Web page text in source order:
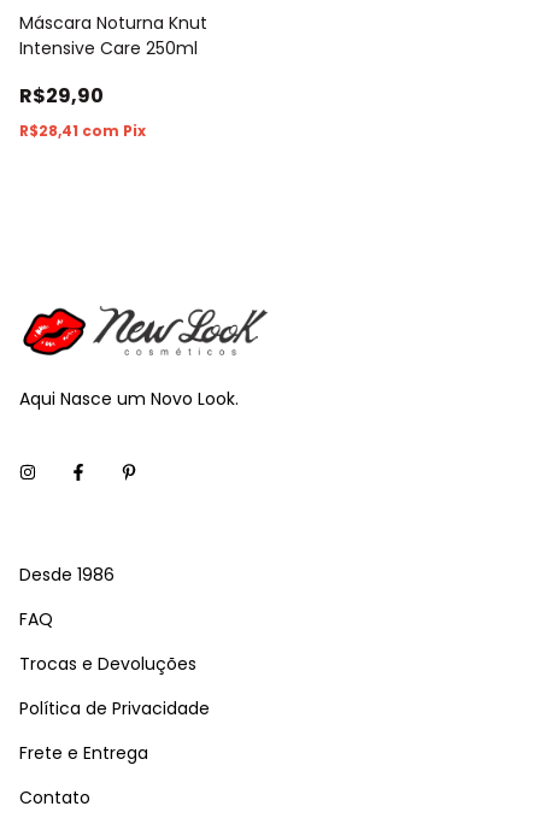
Máscara Noturna Knut
Intensive Care 250ml
R$29,90
R$28,41 com Pix
Aqui Nasce um Novo Look.
Desde 1986
FAQ
Trocas e Devoluções
Política de Privacidade
Frete e Entrega
Contato